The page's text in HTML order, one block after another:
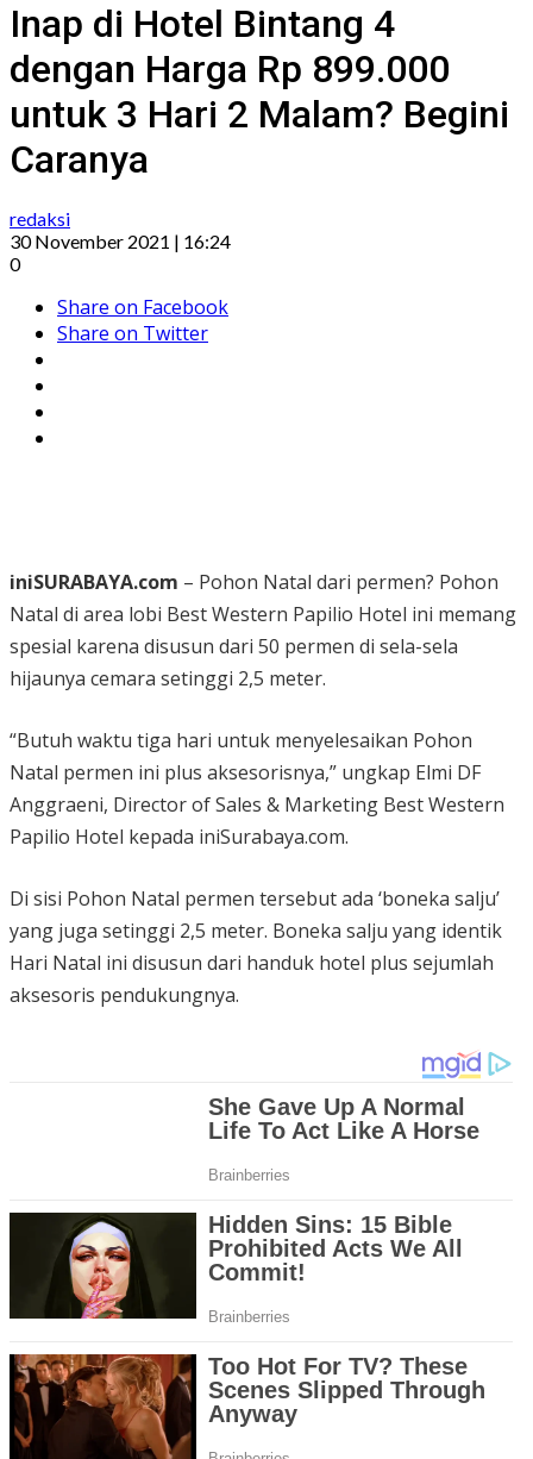
Inap di Hotel Bintang 4
dengan Harga Rp 899.000
untuk 3 Hari 2 Malam? Begini
Caranya
redaksi
30 November 2021 | 16:24
0
Share on Facebook
Share on Twitter
iniSURABAYA.com – Pohon Natal dari permen? Pohon
Natal di area lobi Best Western Papilio Hotel ini memang
spesial karena disusun dari 50 permen di sela-sela
hijaunya cemara setinggi 2,5 meter.
“Butuh waktu tiga hari untuk menyelesaikan Pohon
Natal permen ini plus aksesorisnya,” ungkap Elmi DF
Anggraeni, Director of Sales & Marketing Best Western
Papilio Hotel kepada iniSurabaya.com.
Di sisi Pohon Natal permen tersebut ada ‘boneka salju’
yang juga setinggi 2,5 meter. Boneka salju yang identik
Hari Natal ini disusun dari handuk hotel plus sejumlah
aksesoris pendukungnya.